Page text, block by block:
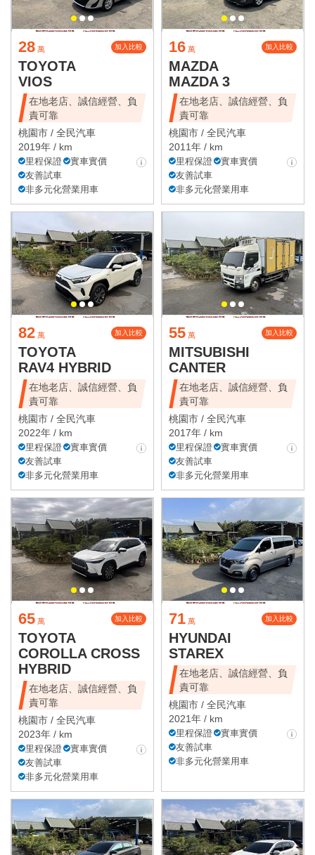
28 萬 加入比較
TOYOTA
VIOS
在地老店、誠信經營、負
責可靠
桃園市 / 全民汽車
2019年 / km
里程保證
實車實價
友善試車
非多元化營業用車
16 萬 加入比較
MAZDA
MAZDA 3
在地老店、誠信經營、負
責可靠
桃園市 / 全民汽車
2011年 / km
里程保證
實車實價
友善試車
非多元化營業用車
82 萬 加入比較
TOYOTA
RAV4 HYBRID
在地老店、誠信經營、負
責可靠
桃園市 / 全民汽車
2022年 / km
里程保證
實車實價
友善試車
非多元化營業用車
55 萬 加入比較
MITSUBISHI
CANTER
在地老店、誠信經營、負
責可靠
桃園市 / 全民汽車
2017年 / km
里程保證
實車實價
友善試車
非多元化營業用車
65 萬 加入比較
TOYOTA
COROLLA CROSS
HYBRID
在地老店、誠信經營、負
責可靠
桃園市 / 全民汽車
2023年 / km
里程保證
實車實價
友善試車
非多元化營業用車
71 萬 加入比較
HYUNDAI
STAREX
在地老店、誠信經營、負
責可靠
桃園市 / 全民汽車
2021年 / km
里程保證
實車實價
友善試車
非多元化營業用車